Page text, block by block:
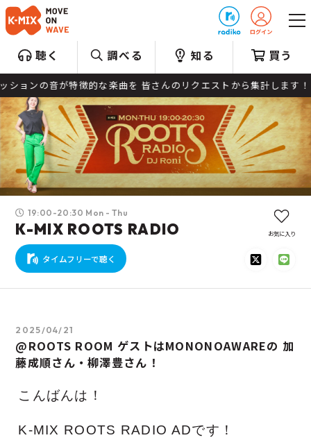
聴く 調べる 知る 買う
特徴的な楽曲を 皆さんのリクエストから集計します！ ド
19:00-20:30 Mon - Thu
K-MIX ROOTS RADIO
タイムフリーで聴く
お気に入り
2025/04/21
@ROOTS ROOM ゲストはMONONOAWAREの 加
藤成順さん・柳澤豊さん！
こんばんは！
K-MIX ROOTS RADIO ADです！